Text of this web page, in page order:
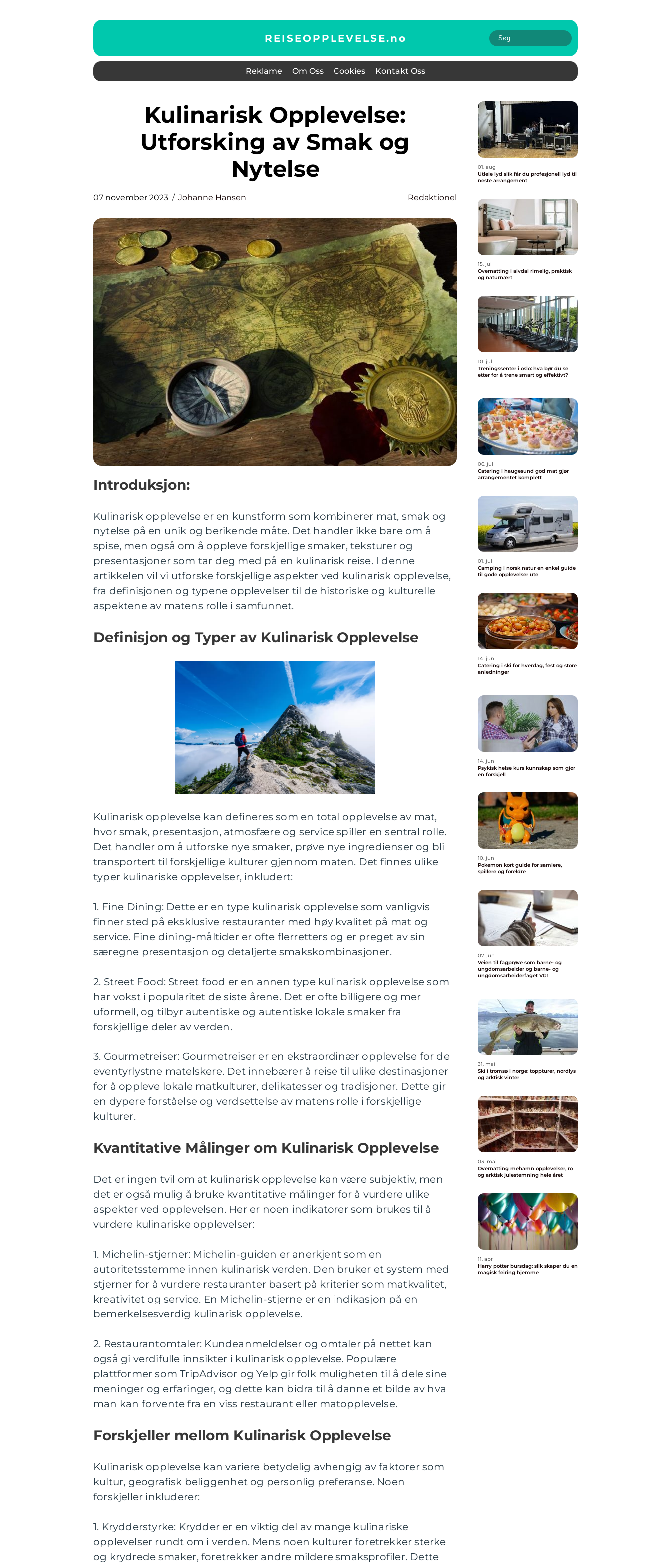
REISEOPPLEVELSE.no
Reklame Om Oss Cookies Kontakt Oss
Kulinarisk Opplevelse:
Utforsking av Smak og
Nytelse
07 november 2023 Johanne Hansen Redaktionel
Introduksjon:
Kulinarisk opplevelse er en kunstform som kombinerer mat, smak og
nytelse på en unik og berikende måte. Det handler ikke bare om å
spise, men også om å oppleve forskjellige smaker, teksturer og
presentasjoner som tar deg med på en kulinarisk reise. I denne
artikkelen vil vi utforske forskjellige aspekter ved kulinarisk opplevelse,
fra definisjonen og typene opplevelser til de historiske og kulturelle
aspektene av matens rolle i samfunnet.
Definisjon og Typer av Kulinarisk Opplevelse
Kulinarisk opplevelse kan defineres som en total opplevelse av mat,
hvor smak, presentasjon, atmosfære og service spiller en sentral rolle.
Det handler om å utforske nye smaker, prøve nye ingredienser og bli
transportert til forskjellige kulturer gjennom maten. Det finnes ulike
typer kulinariske opplevelser, inkludert:
1. Fine Dining: Dette er en type kulinarisk opplevelse som vanligvis
finner sted på eksklusive restauranter med høy kvalitet på mat og
service. Fine dining-måltider er ofte flerretters og er preget av sin
særegne presentasjon og detaljerte smakskombinasjoner.
2. Street Food: Street food er en annen type kulinarisk opplevelse som
har vokst i popularitet de siste årene. Det er ofte billigere og mer
uformell, og tilbyr autentiske og autentiske lokale smaker fra
forskjellige deler av verden.
3. Gourmetreiser: Gourmetreiser er en ekstraordinær opplevelse for de
eventyrlystne matelskere. Det innebærer å reise til ulike destinasjoner
for å oppleve lokale matkulturer, delikatesser og tradisjoner. Dette gir
en dypere forståelse og verdsettelse av matens rolle i forskjellige
kulturer.
Kvantitative Målinger om Kulinarisk Opplevelse
Det er ingen tvil om at kulinarisk opplevelse kan være subjektiv, men
det er også mulig å bruke kvantitative målinger for å vurdere ulike
aspekter ved opplevelsen. Her er noen indikatorer som brukes til å
vurdere kulinariske opplevelser:
1. Michelin-stjerner: Michelin-guiden er anerkjent som en
autoritetsstemme innen kulinarisk verden. Den bruker et system med
stjerner for å vurdere restauranter basert på kriterier som matkvalitet,
kreativitet og service. En Michelin-stjerne er en indikasjon på en
bemerkelsesverdig kulinarisk opplevelse.
2. Restaurantomtaler: Kundeanmeldelser og omtaler på nettet kan
også gi verdifulle innsikter i kulinarisk opplevelse. Populære
plattformer som TripAdvisor og Yelp gir folk muligheten til å dele sine
meninger og erfaringer, og dette kan bidra til å danne et bilde av hva
man kan forvente fra en viss restaurant eller matopplevelse.
Forskjeller mellom Kulinarisk Opplevelse
Kulinarisk opplevelse kan variere betydelig avhengig av faktorer som
kultur, geografisk beliggenhet og personlig preferanse. Noen
forskjeller inkluderer:
1. Krydderstyrke: Krydder er en viktig del av mange kulinariske
opplevelser rundt om i verden. Mens noen kulturer foretrekker sterke
og krydrede smaker, foretrekker andre mildere smaksprofiler. Dette
01. aug
Utleie lyd slik får du profesjonell lyd til
neste arrangement
15. jul
Overnatting i alvdal rimelig, praktisk
og naturnært
10. jul
Treningssenter i oslo: hva bør du se
etter for å trene smart og effektivt?
06. jul
Catering i haugesund god mat gjør
arrangementet komplett
01. jul
Camping i norsk natur en enkel guide
til gode opplevelser ute
14. jun
Catering i ski for hverdag, fest og store
anledninger
14. jun
Psykisk helse kurs kunnskap som gjør
en forskjell
10. jun
Pokemon kort guide for samlere,
spillere og foreldre
07. jun
Veien til fagprøve som barne- og
ungdomsarbeider og barne- og
ungdomsarbeiderfaget VG1
31. mai
Ski i tromsø i norge: toppturer, nordlys
og arktisk vinter
03. mai
Overnatting mehamn opplevelser, ro
og arktisk julestemning hele året
11. apr
Harry potter bursdag: slik skaper du en
magisk feiring hjemme